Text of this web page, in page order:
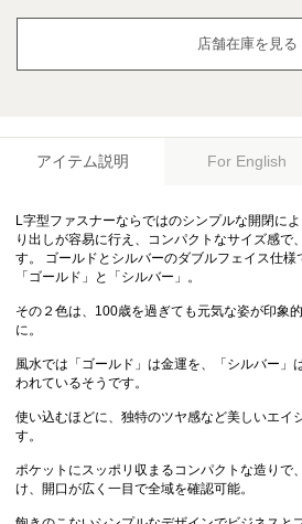
店舗在庫を見る
アイテム説明 For English
L字型ファスナーならではのシンプルな開閉に
り出しが容易に行え、コンパクトなサイズ感で
す。 ゴールドとシルバーのダブルフェイス仕
「ゴールド」と「シルバー」。
その２色は、100歳を過ぎても元気な姿が印象
に。
風水では「ゴールド」は金運を、「シルバー」
われているそうです。
使い込むほどに、独特のツヤ感など美しいエイ
す。
ポケットにスッポリ収まるコンパクトな造りで
け、開口が広く一目で全域を確認可能。